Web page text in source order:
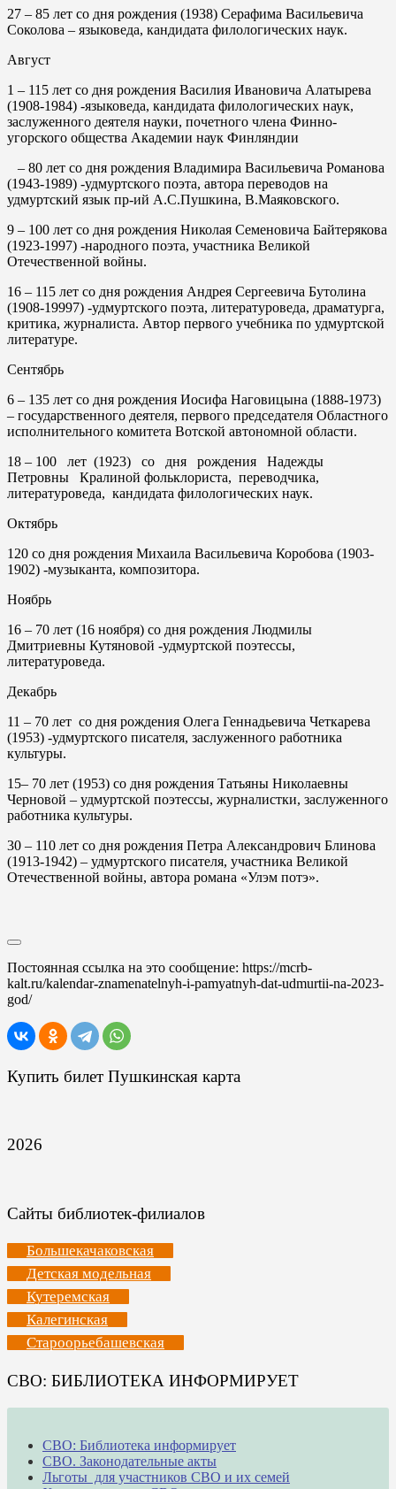
27 – 85 лет со дня рождения (1938) Серафима Васильевича
Соколова – языковеда, кандидата филологических наук.
Август
1 – 115 лет со дня рождения Василия Ивановича Алатырева
(1908-1984) -языковеда, кандидата филологических наук,
заслуженного деятеля науки, почетного члена Финно-
угорского общества Академии наук Финляндии
– 80 лет со дня рождения Владимира Васильевича Романова
(1943-1989) -удмуртского поэта, автора переводов на
удмуртский язык пр-ий А.С.Пушкина, В.Маяковского.
9 – 100 лет со дня рождения Николая Семеновича Байтерякова
(1923-1997) -народного поэта, участника Великой
Отечественной войны.
16 – 115 лет со дня рождения Андрея Сергеевича Бутолина
(1908-19997) -удмуртского поэта, литературоведа, драматурга,
критика, журналиста. Автор первого учебника по удмуртской
литературе.
Сентябрь
6 – 135 лет со дня рождения Иосифа Наговицына (1888-1973)
– государственного деятеля, первого председателя Областного
исполнительного комитета Вотской автономной области.
18 – 100 лет (1923) со дня рождения Надежды
Петровны Кралиной фольклориста, переводчика,
литературоведа, кандидата филологических наук.
Октябрь
120 со дня рождения Михаила Васильевича Коробова (1903-
1902) -музыканта, композитора.
Ноябрь
16 – 70 лет (16 ноября) со дня рождения Людмилы
Дмитриевны Кутяновой -удмуртской поэтессы,
литературоведа.
Декабрь
11 – 70 лет со дня рождения Олега Геннадьевича Четкарева
(1953) -удмуртского писателя, заслуженного работника
культуры.
15– 70 лет (1953) со дня рождения Татьяны Николаевны
Черновой – удмуртской поэтессы, журналистки, заслуженного
работника культуры.
30 – 110 лет со дня рождения Петра Александрович Блинова
(1913-1942) – удмуртского писателя, участника Великой
Отечественной войны, автора романа «Улэм потэ».
Постоянная ссылка на это сообщение: https://mcrb-
kalt.ru/kalendar-znamenatelnyh-i-pamyatnyh-dat-udmurtii-na-2023-
god/
Купить билет Пушкинская карта
2026
Сайты библиотек-филиалов
Большекачаковская
Детская модельная
Кутеремская
Калегинская
Староорьебашевская
СВО: БИБЛИОТЕКА ИНФОРМИРУЕТ
СВО: Библиотека информирует
СВО. Законодательные акты
Льготы для участников СВО и их семей